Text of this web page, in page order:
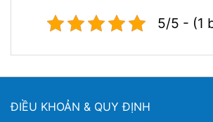
5/5 - (1
ĐIỀU KHOẢN & QUY ĐỊNH